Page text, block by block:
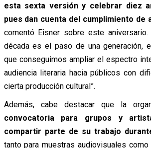
esta sexta versión y celebrar diez
pues dan cuenta del cumplimiento de
comentó Eisner sobre este aniversario.
década es el paso de una generación,
que conseguimos ampliar el espectro
audiencia literaria hacia públicos con
cierta producción cultural”.
Además, cabe destacar que la
convocatoria para grupos y
compartir parte de su trabajo
tanto para muestras audiovisuales